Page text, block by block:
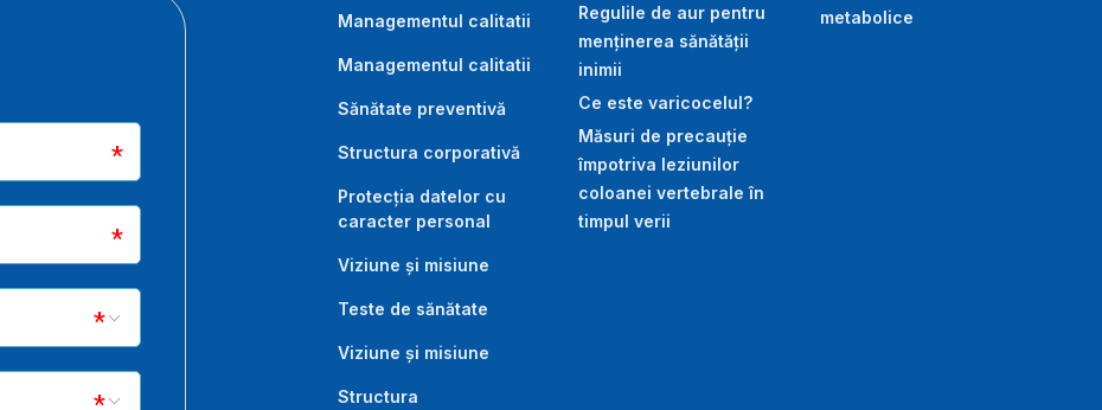
Managementul calitatii
Managementul calitatii
Sănătate preventivă
Structura corporativă
Protecția datelor cu
caracter personal
Viziune și misiune
Teste de sănătate
Viziune și misiune
Structura
Regulile de aur pentru
menținerea sănătății
inimii
Ce este varicocelul?
Măsuri de precauție
împotriva leziunilor
coloanei vertebrale în
timpul verii
metabolice